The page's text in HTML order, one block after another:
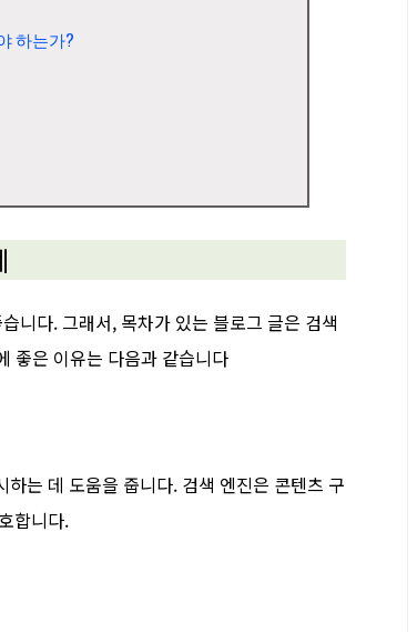
하는가?
다. 그래서, 목차가 있는 블로그 글은 검색
좋은 이유는 다음과 같습니다
는 데 도움을 줍니다. 검색 엔진은 콘텐츠 구
합니다.